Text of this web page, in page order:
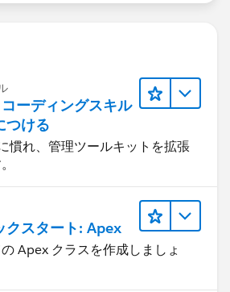
ーディングスキル
つける
慣れ、管理ツールキットを拡張
クスタート: Apex
Apex クラスを作成しましょ